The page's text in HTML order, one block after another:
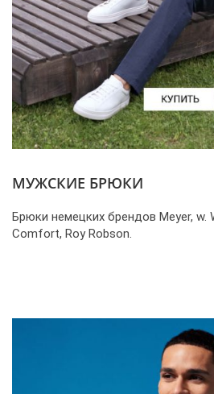
МУЖСКИЕ БРЮКИ
Брюки немецких брендов Meyer, w.
Comfort, Roy Robson.